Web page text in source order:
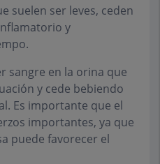
suelen ser leves, ceden
y
sangre en la orina que
y cede bebiendo
Es importante que el
importantes, ya que
puede favorecer el